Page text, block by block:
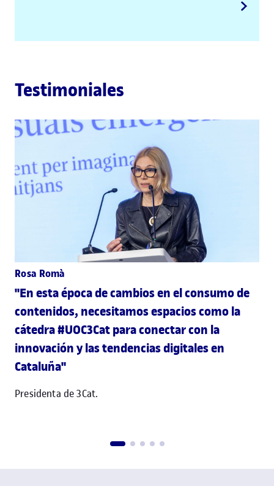
Testimoniales
Rosa Romà
"En esta época de cambios en el consumo de
contenidos, necesitamos espacios como la
cátedra #UOC3Cat para conectar con la
innovación y las tendencias digitales en
Cataluña"
Presidenta de 3Cat.